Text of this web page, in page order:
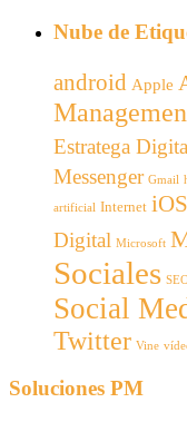
Nube de
android Apple
Estratega
Messenger Gmail
artificial Internet iOS
Digital Microsoft
Sociales
Social
Twitter Vine
Soluciones PM